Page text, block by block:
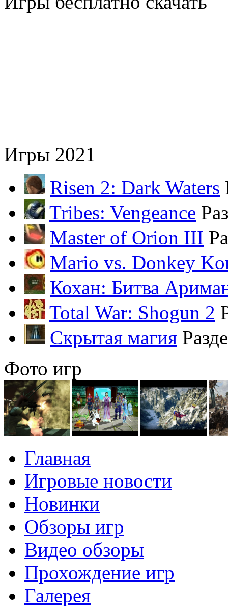
Игры 2021
Risen 2: Dark Waters
Tribes: Vengeance
Master of Orion III
Mario vs. Donkey
Кохан: Битва
Total War: Shogun 2
Скрытая магия
Фото игр
Главная
Игровые новости
Новинки
Обзоры игр
Видео обзоры
Прохождение игр
Галерея